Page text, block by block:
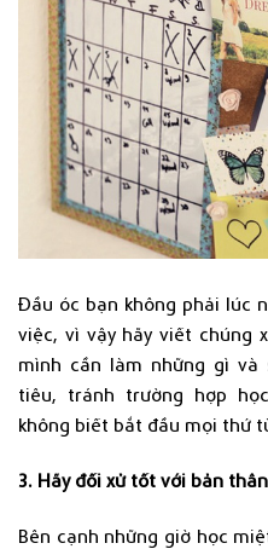
Đầu óc bạn không phải lúc
việc, vì vậy hãy viết chúng
mình cần làm những gì và
tiêu, tránh trường hợp
không biết bắt đầu mọi thứ
3. Hãy đối xử tốt với bản thân
Bên cạnh những giờ học